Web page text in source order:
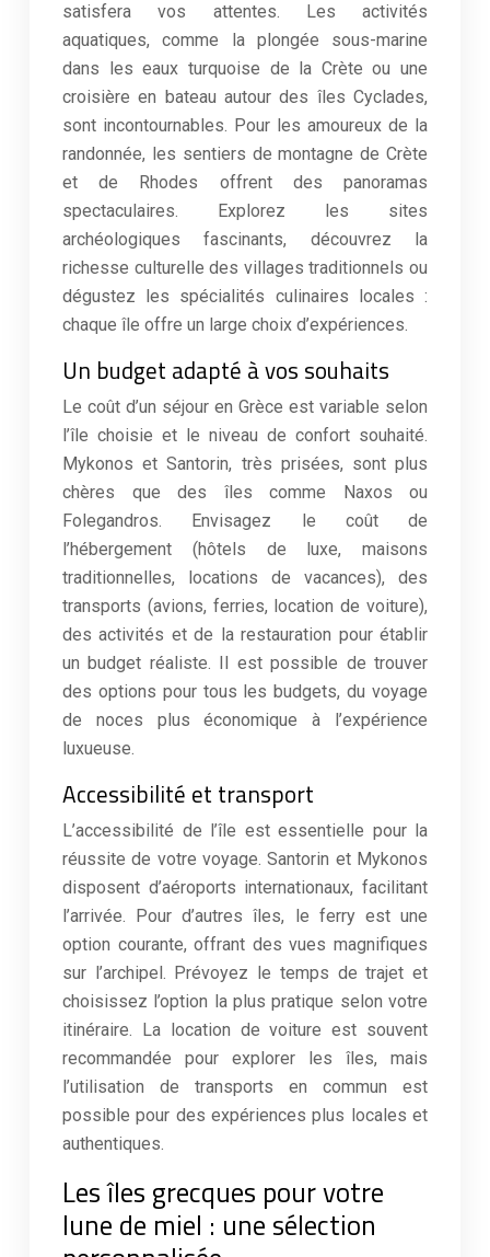
satisfera vos attentes. Les activités
aquatiques, comme la plongée sous-marine
dans les eaux turquoise de la Crète ou une
croisière en bateau autour des îles Cyclades,
sont incontournables. Pour les amoureux de la
randonnée, les sentiers de montagne de Crète
et de Rhodes offrent des panoramas
spectaculaires. Explorez les sites
archéologiques fascinants, découvrez la
richesse culturelle des villages traditionnels ou
dégustez les spécialités culinaires locales :
chaque île offre un large choix d’expériences.
Un budget adapté à vos souhaits
Le coût d’un séjour en Grèce est variable selon
l’île choisie et le niveau de confort souhaité.
Mykonos et Santorin, très prisées, sont plus
chères que des îles comme Naxos ou
Folegandros. Envisagez le coût de
l’hébergement (hôtels de luxe, maisons
traditionnelles, locations de vacances), des
transports (avions, ferries, location de voiture),
des activités et de la restauration pour établir
un budget réaliste. Il est possible de trouver
des options pour tous les budgets, du voyage
de noces plus économique à l’expérience
luxueuse.
Accessibilité et transport
L’accessibilité de l’île est essentielle pour la
réussite de votre voyage. Santorin et Mykonos
disposent d’aéroports internationaux, facilitant
l’arrivée. Pour d’autres îles, le ferry est une
option courante, offrant des vues magnifiques
sur l’archipel. Prévoyez le temps de trajet et
choisissez l’option la plus pratique selon votre
itinéraire. La location de voiture est souvent
recommandée pour explorer les îles, mais
l’utilisation de transports en commun est
possible pour des expériences plus locales et
authentiques.
Les îles grecques pour votre
lune de miel : une sélection